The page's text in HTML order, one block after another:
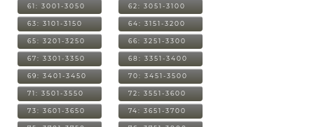
61: 3001-3050 62: 3051-3100
63: 3101-3150 64: 3151-3200
65: 3201-3250 66: 3251-3300
67: 3301-3350 68: 3351-3400
69: 3401-3450 70: 3451-3500
71: 3501-3550 72: 3551-3600
73: 3601-3650 74: 3651-3700